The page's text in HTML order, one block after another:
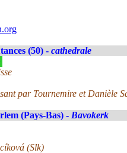
(50) - cathedrale
par Tournemire et Danièle
(Pays-Bas) - Bavokerk
(Slk)